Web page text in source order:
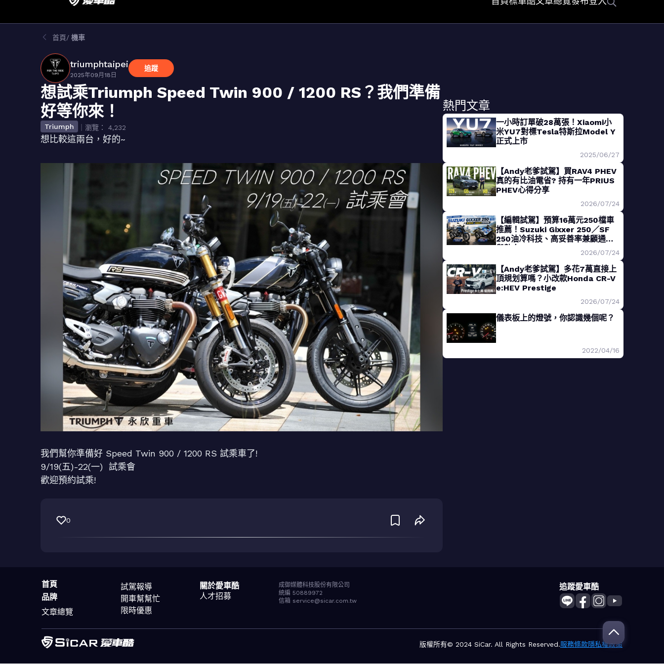
首頁 機車
triumphtaipei
2025年09月18日
追蹤
想試乘Triumph Speed Twin 900 / 1200 RS？我們準備
好等你來！
Triumph ｜瀏覽： 4,232
想比較這兩台，好的~
我們幫你準備好 Speed Twin 900 / 1200 RS 試乘車了!
9/19(五)-22(一) 試乘會
歡迎預約試乘!
0
熱門文章
一小時訂單破28萬張！Xiaomi小
米YU7對標Tesla特斯拉Model Y
正式上市
2025/06/27
【Andy老爹試駕】買RAV4 PHEV
真的有比油電省? 持有一年PRIUS
PHEV心得分享
2026/07/24
【編輯試駕】預算16萬元250檔車
推薦！Suzuki Gixxer 250／SF
250油冷科技、高妥善率兼顧通勤
與熱血
2026/07/24
【Andy老爹試駕】多花7萬直接上
頂規划算嗎？小改款Honda CR-V
e:HEV Prestige
2026/07/24
儀表板上的燈號，你認識幾個呢？
2022/04/16
首頁
品牌
文章總覽
試駕報導
開車幫幫忙
限時優惠
關於愛車酷
人才招募
成御媒體科技股份有限公司
統編 50889972
信箱 service@sicar.com.tw
追蹤愛車酷
版權所有© 2024 SiCar. All Rights Reserved.服務條款隱私權政策